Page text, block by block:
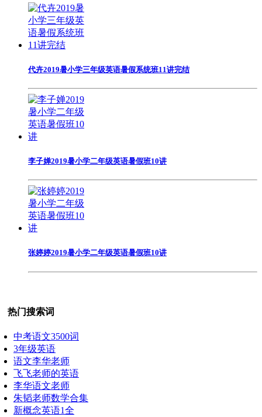
代卉2019暑小学三年级英语暑假系统班11讲完结
李子婵2019暑小学二年级英语暑假班10讲
张婷婷2019暑小学二年级英语暑假班10讲
热门搜索词
中考语文3500词
3年级英语
语文李华老师
飞飞老师的英语
李华语文老师
朱韬老师数学合集
新概念英语1全